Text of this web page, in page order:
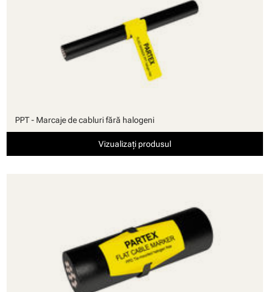
PPT - Marcaje de cabluri fără halogeni
Vizualizați produsul